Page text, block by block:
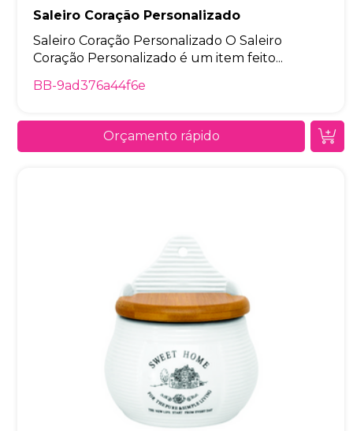
Saleiro Coração Personalizado
Saleiro Coração Personalizado O Saleiro
Coração Personalizado é um item feito...
BB-9ad376a44f6e
Orçamento rápido